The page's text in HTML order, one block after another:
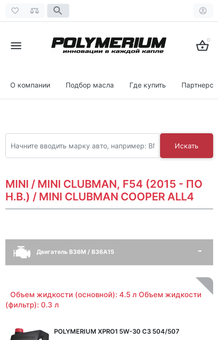
0
О компании Подбор масла Где купить
Искать
MINI / MINI CLUBMAN, F54 (2015 - ПО
Н.В.) / MINI CLUBMAN COOPER ALL4
Двигатель B36M / B36A15
Объем жидкости (основной): 4.5 л Объем жидкости
(фильтр): 0.3 л
POLYMERIUM XPRO1 5W-30 C3 504/507